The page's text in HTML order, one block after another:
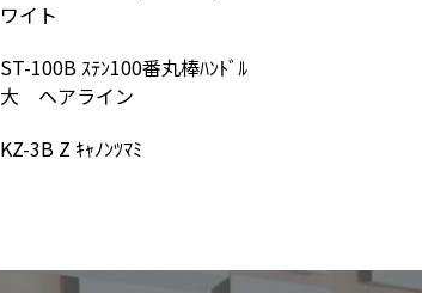
ワイト
ST-100B ｽﾃﾝ100番丸棒ﾊﾝﾄﾞﾙ
大 ヘアライン
KZ-3B Z ｷｬﾉﾝﾂﾏﾐ